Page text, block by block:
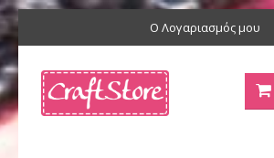
Ο Λογαριασμός μου